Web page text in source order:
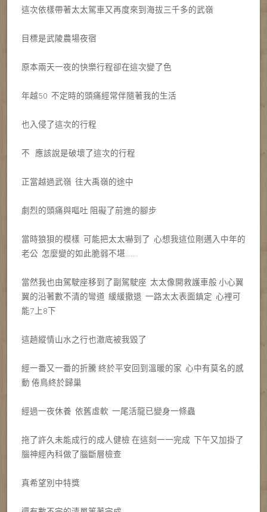
這次依樣帶著太太駕車又再度來到海拔三千多的武嶺
目標是武陵農場夜宿
原本兩天一夜的快樂行程卻在這次變了色
年越50 不定時的頭痛經常伴隨著我的生活
也入侵了這次的行程
不 應該說是破壞了這次的行程
正當越過武嶺 往大禹嶺的途中
劇烈的頭痛與嘔吐 阻礙了前進的腳步
當時狼狽的模樣 可能把太太嚇到了 心想我這位剛邁入中年的
老公 怎麼變的如此脆弱不堪…….
當然我也由駕駛座移到了副駕駛座 太太像開救護車般 小心翼
翼的沿著數不清的彎道 緩緩撤退 一路太太表面鎮定 心裡可
能7上8下
這趟縱情山水之行也澈底被我毀了
經一番又一番的折騰 終於平安回到溫暖的家 心中有莫名的感
動 倦鳥終於歸巢
經過一夜休養 依舊虛軟 一尾活龍已變身一條蟲
拖了許久未能成行的成人健檢 在這刻一一完成 下午又加掛了
腦神經內科做了腦斷層檢查
真希望別中特獎